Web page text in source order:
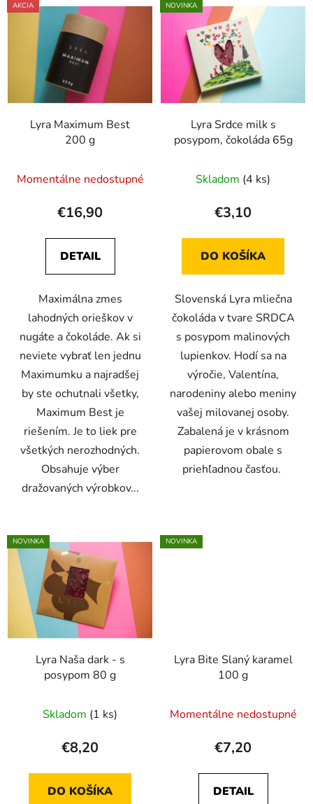
AKCIA
Lyra Maximum Best
200 g
Momentálne nedostupné
€16,90
DETAIL
Maximálna zmes
lahodných orieškov v
nugáte a čokoláde. Ak si
neviete vybrať len jednu
Maximumku a najradšej
by ste ochutnali všetky,
Maximum Best je
riešením. Je to liek pre
všetkých nerozhodných.
Obsahuje výber
dražovaných výrobkov...
NOVINKA
Lyra Srdce milk s
posypom, čokoláda 65g
Skladom (4 ks)
€3,10
DO KOŠÍKA
Slovenská Lyra mliečna
čokoláda v tvare SRDCA
s posypom malinových
lupienkov. Hodí sa na
výročie, Valentína,
narodeniny alebo meniny
vašej milovanej osoby.
Zabalená je v krásnom
papierovom obale s
priehľadnou časťou.
NOVINKA
Lyra Naša dark - s
posypom 80 g
Skladom (1 ks)
€8,20
DO KOŠÍKA
NOVINKA
Lyra Bite Slaný karamel
100 g
Momentálne nedostupné
€7,20
DETAIL